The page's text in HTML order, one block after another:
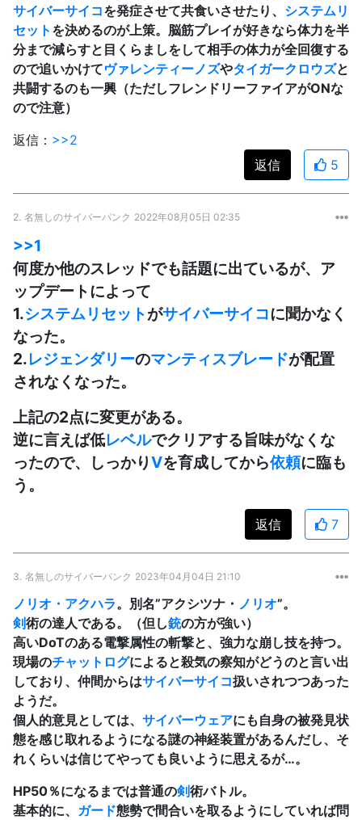
サイバーサイコを発症させて共食いさせたり、 システムリ
セット を決めるのが上策。脳筋プレイが好きなら体力を半
分まで減らすと目くらましをして相手の体力が全回復する
ので追いかけてヴァレンティーノズやタイガークロウズと
共闘するのも一興（ただしフレンドリーファイアがONな
ので注意）
返信： >>2
返信
5
2. 名無しのサイバーパンク 2022年08月05日 02:35
>>1
何度か他のスレッドでも話題に出ているが、ア
ップデートによって
1.システムリセットがサイバーサイコに聞かなく
なった。
2.レジェンダリーのマンティスブレードが配置
されなくなった。
上記の2点に変更がある。
逆に言えば低レベルでクリアする旨味がなくな
ったので、しっかりVを育成してから依頼に臨も
う。
返信 7
3. 名無しのサイバーパンク 2023年04月04日 21:10
ノリオ・アクハラ。別名”アクシツナ・ ノリオ”。
剣術の達人である。（但し銃の方が強い）
高いDoTのある電撃属性の斬撃と、強力な崩し技を持つ。
現場のチャットログによると殺気の察知がどうのと言い出
しており、仲間からはサイバーサイコ扱いされつつあった
ようだ。
個人的意見としては、 サイバーウェアにも自身の被発見状
態を感じ取れるようになる謎の神経装置があるんだし、そ
れくらいは信じてやっても良いように思えるが…。
HP50％になるまでは普通の剣術バトル。
基本的に、 ガード態勢で間合いを取るようにしていれば問